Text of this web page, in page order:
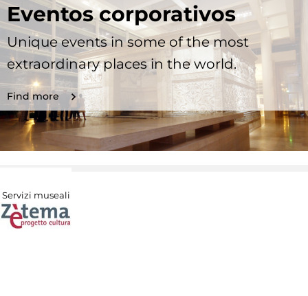
Eventos corporativos
Unique events in some of the most
extraordinary places in the world.
Find more
Servizi museali